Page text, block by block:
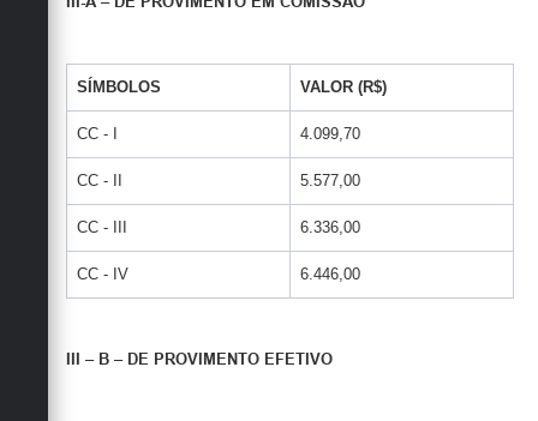
SÍMBOLOS VALOR (R$)
CC - I 4.099,70
CC - II 5.577,00
CC - III 6.336,00
CC - IV 6.446,00
III – B – DE PROVIMENTO EFETIVO